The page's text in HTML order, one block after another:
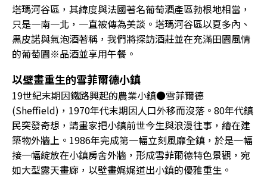
塔瑪河谷區，其緯度與法國著名葡萄酒產區勃根地相當，
只是一南一北，一直被傳為美談。塔瑪河谷區以夏多內、
黑皮諾與氣泡酒著稱，我們將探訪酒莊並在充滿田園風情
的葡萄園※品酒並享用午餐。
以壁畫重生的雪菲爾德小鎮
19世紀末期因鐵路興起的農業小鎮●雪菲爾德
(Sheffield)，1970年代末期因人口外移而沒落。80年代鎮
民突發奇想，請畫家把小鎮前世今生與浪漫往事，繪在建
築物外牆上。1986年完成第一幅立刻風靡全鎮，於是一幅
接一幅綻放在小鎮房舍外牆，形成雪菲爾德特色景觀，宛
如大型露天畫廊，以壁畫娓娓道出小鎮的優雅重生。